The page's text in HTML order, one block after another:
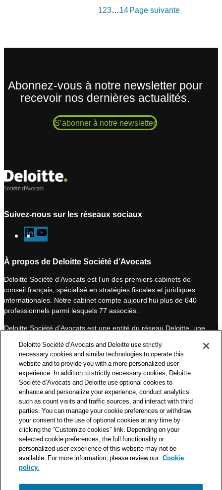
123…14Page suivante
Abonnez-vous à notre newsletter pour
recevoir nos dernières actualités.
S’abonner à notre newsletter
Suivez-nous sur les réseaux sociaux
L
i
k
e
d
I
n
o
T
u
b
e
À propos de Deloitte Société d’Avocats
Deloitte Société d’Avocats est l’un des premiers cabinets de
conseil français, spécialisé en stratégies fiscales et juridiques
internationales. Notre cabinet compte aujourd’hui plus de 640
professionnels parmi lesquels 77 associés.
Deloitte Société d’Avocats est une entité du réseau Deloitte, une
professionnels et à ce titre, travaille avec les 50 000 fiscalistes
et juristes de Deloitte situés dans 150 pays.
Les informations contenues sur ce blog ont pour objectif
d’informer ses lecteurs de manière générale. Elles ne peuvent
en aucun cas se substituer à un conseil délivré par un
professionnel en fonction d’une situation donnée. Un soin
particulier est apporté à la rédaction de nos articles, néanmoins
Deloitte Société d’Avocats décline toute responsabilité relative
aux éventuelles erreurs et omissions qu’ils pourraient contenir.​
Deloitte Société d’Avocats and Deloitte use strictly
necessary cookies and similar technologies to operate this
website and to provide you with a more personalized user
experience. In addition to strictly necessary cookies, Deloitte
Société d’Avocats and Deloitte use optional cookies to
enhance and personalize your experience, conduct analytics
such as count visits and traffic sources, and interact with third
parties. You can manage your cookie preferences or withdraw
your consent to the use of optional cookies at any time by
clicking the "Customize cookies" link. Depending on your
selected cookie preferences, the full functionality or
personalized user experience of this website may not be
available. For more information, please review our Cookie
policy.